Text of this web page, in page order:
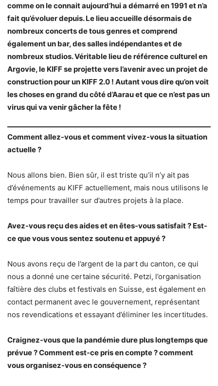
comme on le connait aujourd’hui a démarré en 1991 et n’a
fait qu’évoluer depuis. Le lieu accueille désormais de
nombreux concerts de tous genres et comprend
également un bar, des salles indépendantes et de
nombreux studios. Véritable lieu de référence culturel en
Argovie, le KIFF se projette vers l’avenir avec un projet de
construction pour un KIFF 2.0 ! Autant vous dire qu’on voit
les choses en grand du côté d’Aarau et que ce n’est pas un
virus qui va venir gâcher la fête !
Comment allez-vous et comment vivez-vous la situation
actuelle ?
Nous allons bien. Bien sûr, il est triste qu’il n’y ait pas
d’événements au KIFF actuellement, mais nous utilisons le
temps pour travailler sur d’autres projets à la place.
Avez-vous reçu des aides et en êtes-vous satisfait ? Est-
ce que vous vous sentez soutenu et appuyé ?
Nous avons reçu de l’argent de la part du canton, ce qui
nous a donné une certaine sécurité. Petzi, l’organisation
faîtière des clubs et festivals en Suisse, est également en
contact permanent avec le gouvernement, représentant
nos revendications et essayant d’éliminer les incertitudes.
Craignez-vous que la pandémie dure plus longtemps que
prévue ? Comment est-ce pris en compte ? comment
vous organisez-vous en conséquence ?